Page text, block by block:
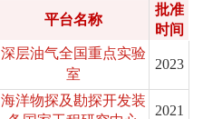
平台名称
批准
时间
深层油气全国重点实验
室
2023
海洋物探及勘探开发装
2021